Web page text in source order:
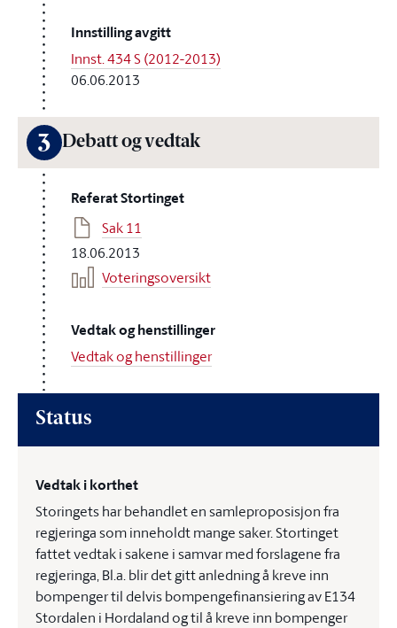
Innstilling avgitt
Innst. 434 S (2012-2013)
06.06.2013
3 Debatt og vedtak
Referat Stortinget
Sak 11
18.06.2013
Voteringsoversikt
Vedtak og henstillinger
Vedtak og henstillinger
Status
Vedtak i korthet
Storingets har behandlet en samleproposisjon fra
regjeringa som inneholdt mange saker. Stortinget
fattet vedtak i sakene i samvar med forslagene fra
regjeringa, Bl.a. blir det gitt anledning å kreve inn
bompenger til delvis bompengefinansiering av E134
Stordalen i Hordaland og til å kreve inn bompenger